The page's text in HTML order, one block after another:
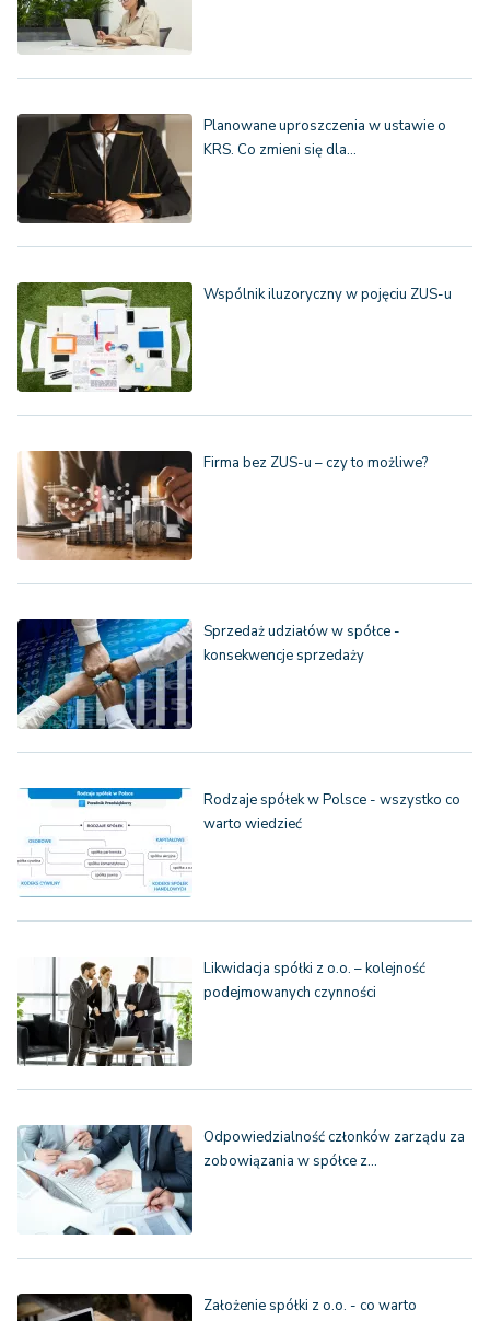
Planowane uproszczenia w ustawie o
KRS. Co zmieni się dla…
Wspólnik iluzoryczny w pojęciu ZUS-u
Firma bez ZUS-u – czy to możliwe?
Sprzedaż udziałów w spółce -
konsekwencje sprzedaży
Rodzaje spółek w Polsce - wszystko co
warto wiedzieć
Likwidacja spółki z o.o. – kolejność
podejmowanych czynności
Odpowiedzialność członków zarządu za
zobowiązania w spółce z…
Założenie spółki z o.o. - co warto